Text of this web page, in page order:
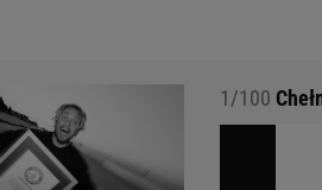
1/100